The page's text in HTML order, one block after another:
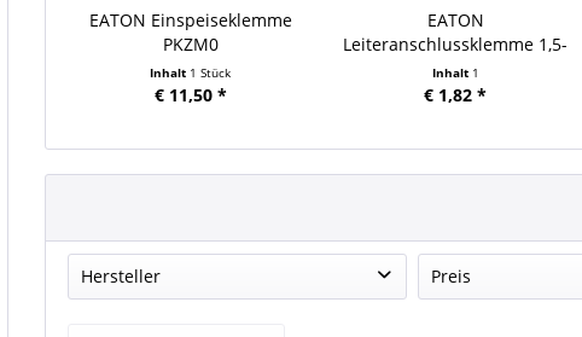
EATON Einspeiseklemme
PKZM0
Inhalt 1 Stück
€ 11,50 *
EATON
Leiteranschlussklemme 1,5-
16 mm² f.5mm
Inhalt 1
€ 1,82 *
Hersteller Preis